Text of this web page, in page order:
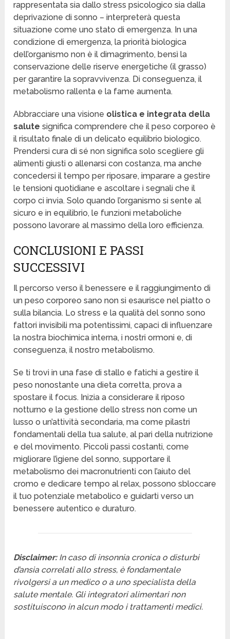
rappresentata sia dallo stress psicologico sia dalla
deprivazione di sonno – interpreterà questa
situazione come uno stato di emergenza. In una
condizione di emergenza, la priorità biologica
dell’organismo non è il dimagrimento, bensì la
conservazione delle riserve energetiche (il grasso)
per garantire la sopravvivenza. Di conseguenza, il
metabolismo rallenta e la fame aumenta.
Abbracciare una visione olistica e integrata della
salute significa comprendere che il peso corporeo è
il risultato finale di un delicato equilibrio biologico.
Prendersi cura di sé non significa solo scegliere gli
alimenti giusti o allenarsi con costanza, ma anche
concedersi il tempo per riposare, imparare a gestire
le tensioni quotidiane e ascoltare i segnali che il
corpo ci invia. Solo quando l’organismo si sente al
sicuro e in equilibrio, le funzioni metaboliche
possono lavorare al massimo della loro efficienza.
CONCLUSIONI E PASSI
SUCCESSIVI
Il percorso verso il benessere e il raggiungimento di
un peso corporeo sano non si esaurisce nel piatto o
sulla bilancia. Lo stress e la qualità del sonno sono
fattori invisibili ma potentissimi, capaci di influenzare
la nostra biochimica interna, i nostri ormoni e, di
conseguenza, il nostro metabolismo.
Se ti trovi in una fase di stallo e fatichi a gestire il
peso nonostante una dieta corretta, prova a
spostare il focus. Inizia a considerare il riposo
notturno e la gestione dello stress non come un
lusso o un’attività secondaria, ma come pilastri
fondamentali della tua salute, al pari della nutrizione
e del movimento. Piccoli passi costanti, come
migliorare l’igiene del sonno, supportare il
metabolismo dei macronutrienti con l’aiuto del
cromo e dedicare tempo al relax, possono sbloccare
il tuo potenziale metabolico e guidarti verso un
benessere autentico e duraturo.
Disclaimer:In caso di insonnia cronica o disturbi
d’ansia correlati allo stress, è fondamentale
rivolgersi a un medico o a uno specialista della
salute mentale. Gli integratori alimentari non
sostituiscono in alcun modo i trattamenti medici.